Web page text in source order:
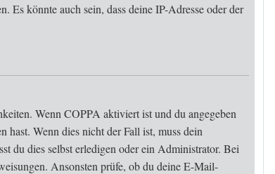
Es könnte auch sein, dass deine IP-Adresse oder der
Wenn COPPA aktiviert ist und du angegeben
hast. Wenn dies nicht der Fall ist, muss dein
du dies selbst erledigen oder ein Administrator. Bei
Ansonsten prüfe, ob du deine E-Mail-